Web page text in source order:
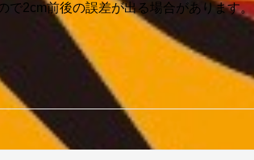
で2cm前後の誤差が出る場合があります。